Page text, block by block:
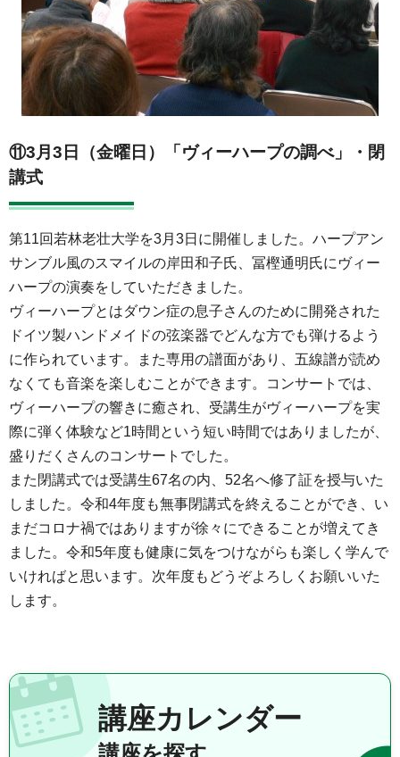
⑪3月3日（金曜日）「ヴィーハープの調べ」・閉
講式
第11回若林老壮大学を3月3日に開催しました。ハープアン
サンブル風のスマイルの岸田和子氏、冨樫通明氏にヴィー
ハープの演奏をしていただきました。
ヴィーハープとはダウン症の息子さんのために開発された
ドイツ製ハンドメイドの弦楽器でどんな方でも弾けるよう
に作られています。また専用の譜面があり、五線譜が読め
なくても音楽を楽しむことができます。コンサートでは、
ヴィーハープの響きに癒され、受講生がヴィーハープを実
際に弾く体験など1時間という短い時間ではありましたが、
盛りだくさんのコンサートでした。
また閉講式では受講生67名の内、52名へ修了証を授与いた
しました。令和4年度も無事閉講式を終えることができ、い
まだコロナ禍ではありますが徐々にできることが増えてき
ました。令和5年度も健康に気をつけながらも楽しく学んで
いければと思います。次年度もどうぞよろしくお願いいた
します。
講座カレンダー